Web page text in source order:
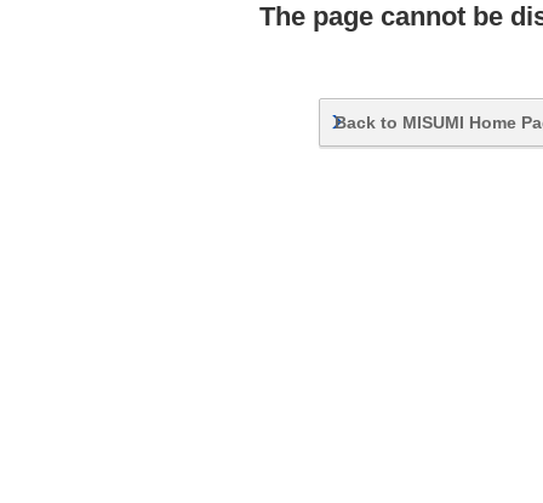
The page cannot be
Back to MISUMI Home